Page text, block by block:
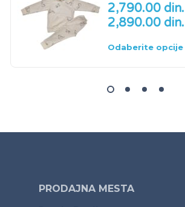
2,790.00 din.
2,890.00 din.
Odaberite opcije
PRODAJNA MESTA